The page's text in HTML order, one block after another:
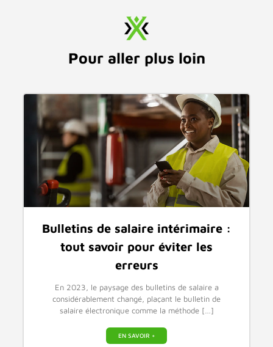
Pour aller plus loin
Bulletins de salaire intérimaire :
tout savoir pour éviter les
erreurs
En 2023, le paysage des bulletins de salaire a
considérablement changé, plaçant le bulletin de
salaire électronique comme la méthode […]
EN SAVOIR +